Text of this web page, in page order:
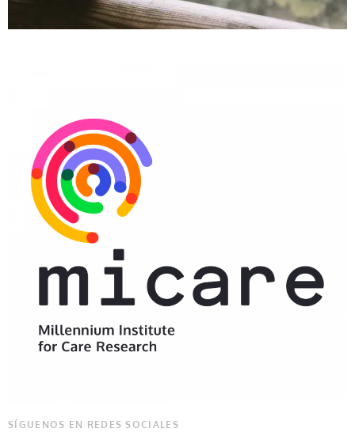
SÍGUENOS EN REDES SOCIALES